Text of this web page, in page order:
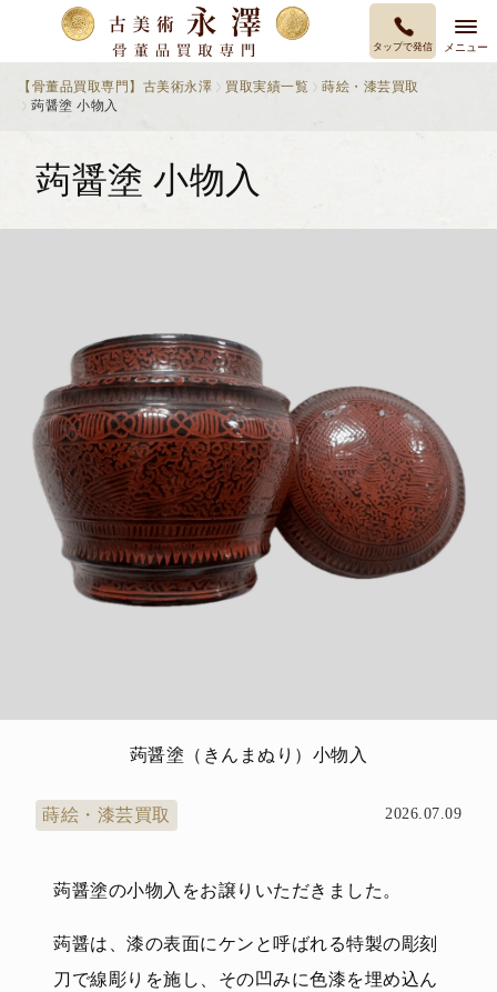
タップで発信 メニュー
【骨董品買取専門】古美術永澤 買取実績一覧
蒔絵・漆芸買取
蒟醤塗 小物入
蒟醤塗 小物入
蒟醤塗（きんまぬり）小物入
蒔絵・漆芸買取 2026.07.09
蒟醤塗の小物入をお譲りいただきました。
蒟醤は、漆の表面にケンと呼ばれる特製の彫刻
刀で線彫りを施し、その凹みに色漆を埋め込ん